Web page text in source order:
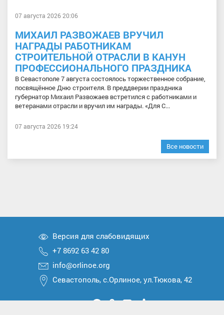
07 августа 2026 20:06
МИХАИЛ РАЗВОЖАЕВ ВРУЧИЛ
НАГРАДЫ РАБОТНИКАМ
СТРОИТЕЛЬНОЙ ОТРАСЛИ В КАНУН
ПРОФЕССИОНАЛЬНОГО ПРАЗДНИКА
В Севастополе 7 августа состоялось торжественное собрание,
посвящённое Дню строителя. В преддверии праздника
губернатор Михаил Развожаев встретился с работниками и
ветеранами отрасли и вручил им награды. «Для С...
07 августа 2026 19:24
Все новости
Версия для слабовидящих
+7 8692 63 42 80
info@orlinoe.org
Севастополь, с.Орлиное, ул.Тюкова, 42
МыМыМыМыМы